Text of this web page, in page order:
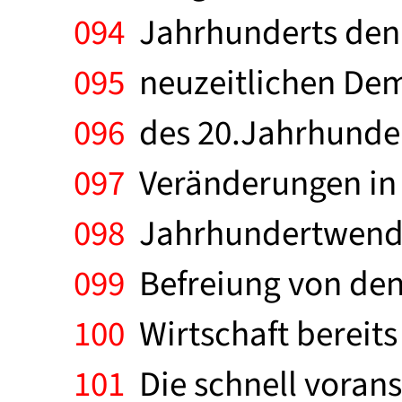
094 Jahrhunderts
095 neuzeitlichen
096 des
097 Veränderungen
098
099 Befreiung von
100 Wirtschaft
101 Die schnell